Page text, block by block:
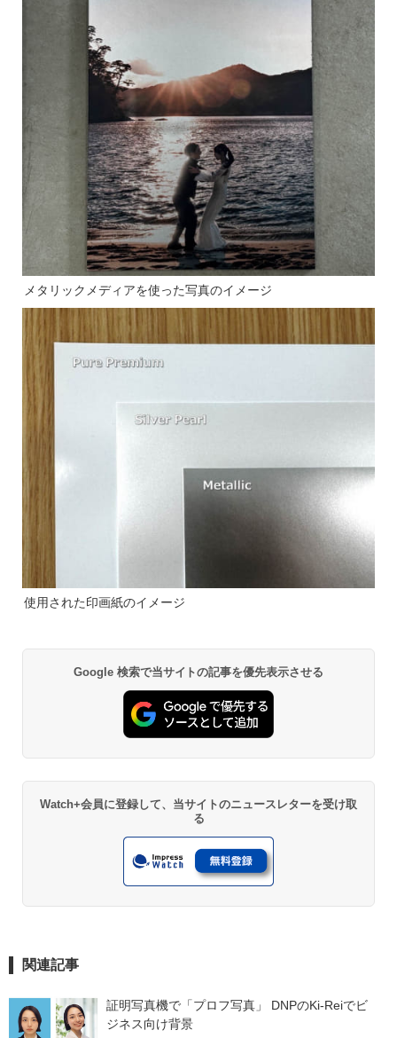
メタリックメディアを使った写真のイメージ
使用された印画紙のイメージ
Google 検索で当サイトの記事を優先表示させる
Watch+会員に登録して、当サイトのニュースレターを受け取
る
関連記事
証明写真機で「プロフ写真」 DNPのKi-Reiでビ
ジネス向け背景